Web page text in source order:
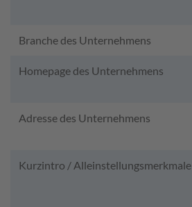
Branche des Unternehmens
Homepage des Unternehmens
Adresse des Unternehmens
Kurzintro / Alleinstellungsmerkmale